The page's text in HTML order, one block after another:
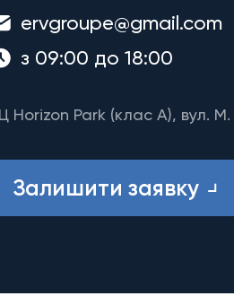
ervgroupe@gmail.com
з 09:00 до 18:00
Horizon Park (клас A), вул.
Залишити заявку